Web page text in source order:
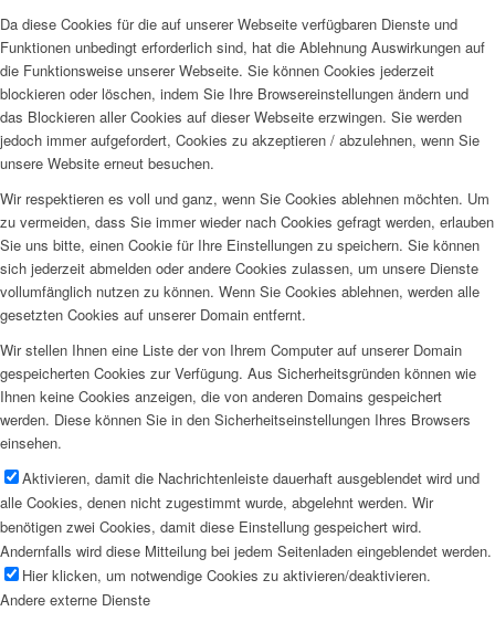
Da diese Cookies für die auf unserer Webseite verfügbaren Dienste und
Funktionen unbedingt erforderlich sind, hat die Ablehnung Auswirkungen auf
die Funktionsweise unserer Webseite. Sie können Cookies jederzeit
blockieren oder löschen, indem Sie Ihre Browsereinstellungen ändern und
das Blockieren aller Cookies auf dieser Webseite erzwingen. Sie werden
jedoch immer aufgefordert, Cookies zu akzeptieren / abzulehnen, wenn Sie
unsere Website erneut besuchen.
Wir respektieren es voll und ganz, wenn Sie Cookies ablehnen möchten. Um
zu vermeiden, dass Sie immer wieder nach Cookies gefragt werden, erlauben
Sie uns bitte, einen Cookie für Ihre Einstellungen zu speichern. Sie können
sich jederzeit abmelden oder andere Cookies zulassen, um unsere Dienste
vollumfänglich nutzen zu können. Wenn Sie Cookies ablehnen, werden alle
gesetzten Cookies auf unserer Domain entfernt.
Wir stellen Ihnen eine Liste der von Ihrem Computer auf unserer Domain
gespeicherten Cookies zur Verfügung. Aus Sicherheitsgründen können wie
Ihnen keine Cookies anzeigen, die von anderen Domains gespeichert
werden. Diese können Sie in den Sicherheitseinstellungen Ihres Browsers
einsehen.
Aktivieren, damit die Nachrichtenleiste dauerhaft ausgeblendet wird und
alle Cookies, denen nicht zugestimmt wurde, abgelehnt werden. Wir
benötigen zwei Cookies, damit diese Einstellung gespeichert wird.
Andernfalls wird diese Mitteilung bei jedem Seitenladen eingeblendet werden.
Hier klicken, um notwendige Cookies zu aktivieren/deaktivieren.
Andere externe Dienste